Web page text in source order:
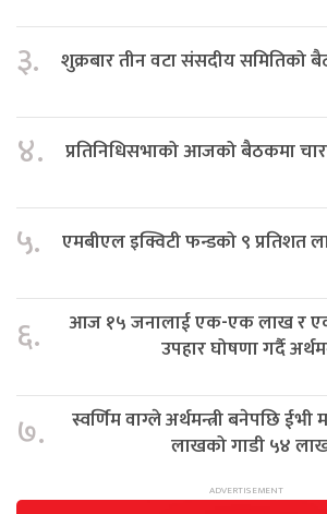
३. शुक्रबार तीन वटा संसदीय समितिको
४. प्रतिनिधिसभाको आजको बैठकमा
५. एमबीएल इक्विटी फन्डको ९ प्रतिशत
६.
आज १५ जनालाई एक-एक लाख र
उपहार घोषणा गर्दै
७.
स्वर्णिम वाग्ले अर्थमन्त्री बनेपछि ईभी
लाखको गाडी ५४